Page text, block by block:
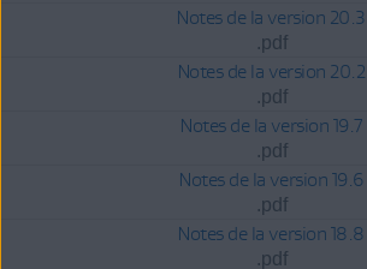
Notes de la version 20.3
.pdf
Notes de la version 20.2
.pdf
Notes de la version 19.7
.pdf
Notes de la version 19.6
.pdf
Notes de la version 18.8
.pdf